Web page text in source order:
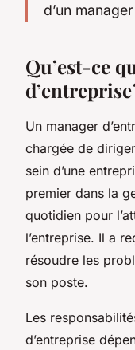
d’un
Qu’est-ce
d’entreprise
Un manager
chargée de
sein d’une
premier dans la
quotidien pour
l’entreprise. Il a
résoudre les
son poste.
Les
d’entreprise